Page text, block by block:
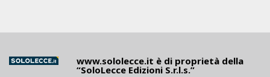
www.sololecce.it è di proprietà della
“SoloLecce Edizioni S.r.l.s.”